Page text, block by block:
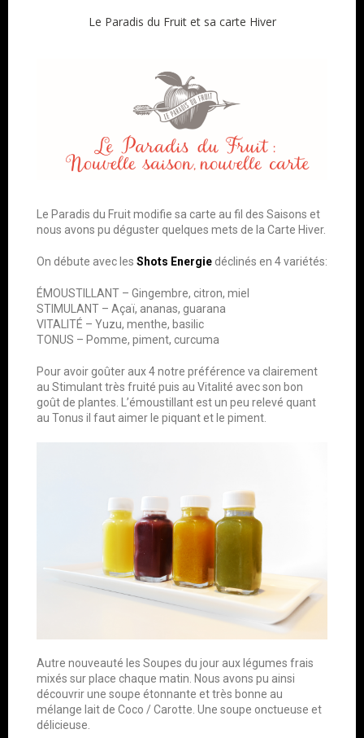
Le Paradis du Fruit et sa carte Hiver
Le Paradis du Fruit modifie sa carte au fil des Saisons et
nous avons pu déguster quelques mets de la Carte Hiver.
On débute avec les Shots Energie déclinés en 4 variétés:
ÉMOUSTILLANT – Gingembre, citron, miel
STIMULANT – Açaï, ananas, guarana
VITALITÉ – Yuzu, menthe, basilic
TONUS – Pomme, piment, curcuma
Pour avoir goûter aux 4 notre préférence va clairement
au Stimulant très fruité puis au Vitalité avec son bon
goût de plantes. L’émoustillant est un peu relevé quant
au Tonus il faut aimer le piquant et le piment.
Autre nouveauté les Soupes du jour aux légumes frais
mixés sur place chaque matin. Nous avons pu ainsi
découvrir une soupe étonnante et très bonne au
mélange lait de Coco / Carotte. Une soupe onctueuse et
délicieuse.